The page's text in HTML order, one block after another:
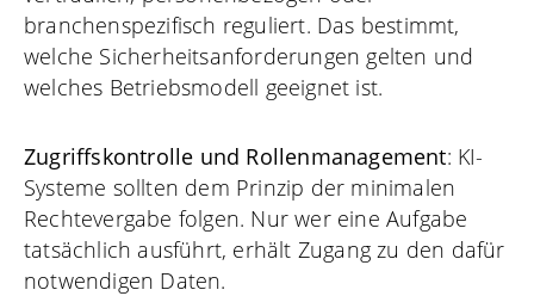
branchenspezifisch reguliert. Das bestimmt,
welche Sicherheitsanforderungen gelten und
welches Betriebsmodell geeignet ist.
Zugriffskontrolle und Rollenmanagement: KI-
Systeme sollten dem Prinzip der minimalen
Rechtevergabe folgen. Nur wer eine Aufgabe
tatsächlich ausführt, erhält Zugang zu den dafür
notwendigen Daten.